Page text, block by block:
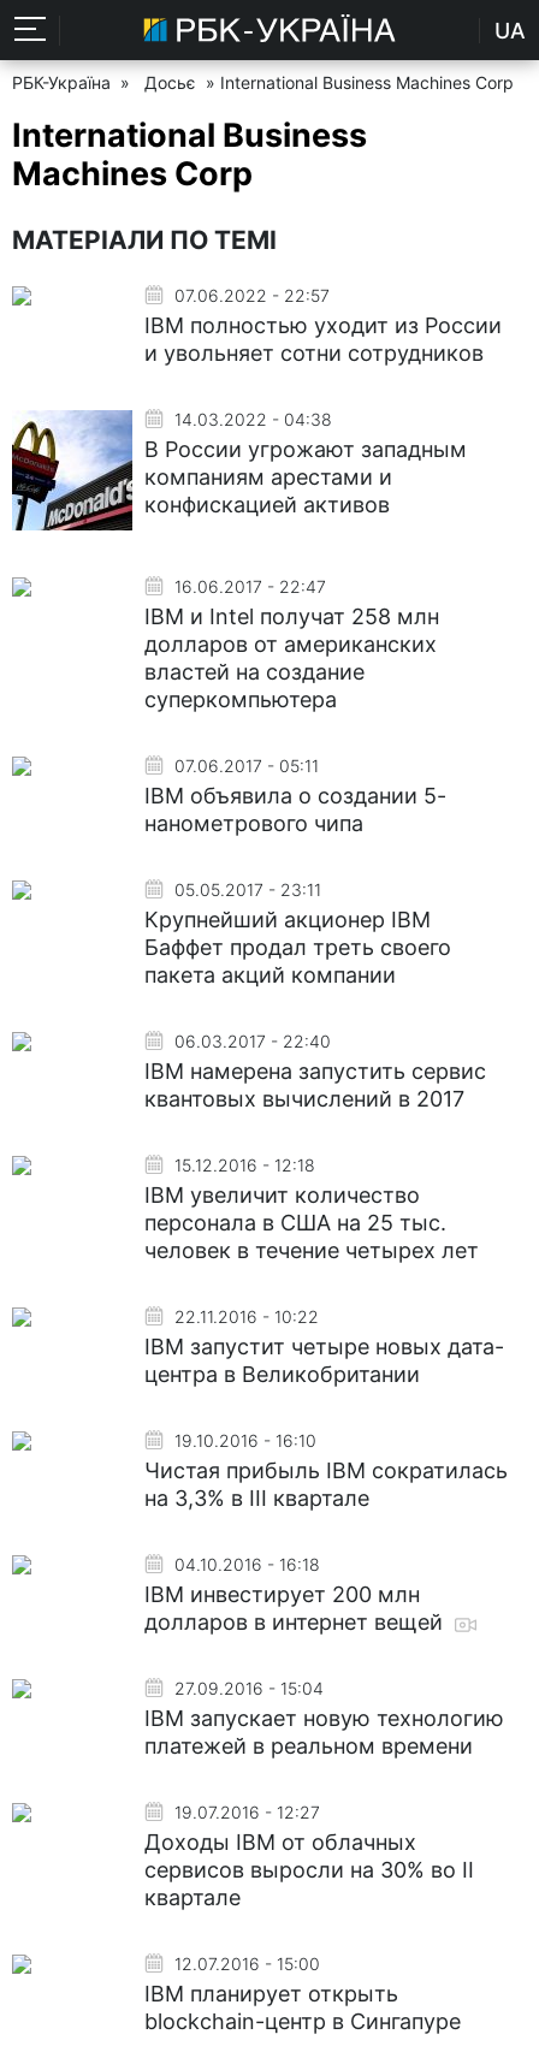
UA
РБК-Україна » Досьє » International Business Machines Corp
International Business
Machines Corp
МАТЕРІАЛИ ПО ТЕМІ
07.06.2022 - 22:57
IBM полностью уходит из России
и увольняет сотни сотрудников
14.03.2022 - 04:38
В России угрожают западным
компаниям арестами и
конфискацией активов
16.06.2017 - 22:47
IBM и Intel получат 258 млн
долларов от американских
властей на создание
суперкомпьютера
07.06.2017 - 05:11
IBM объявила о создании 5-
нанометрового чипа
05.05.2017 - 23:11
Крупнейший акционер IBM
Баффет продал треть своего
пакета акций компании
06.03.2017 - 22:40
IBM намерена запустить сервис
квантовых вычислений в 2017
15.12.2016 - 12:18
IBM увеличит количество
персонала в США на 25 тыс.
человек в течение четырех лет
22.11.2016 - 10:22
IBM запустит четыре новых дата-
центра в Великобритании
19.10.2016 - 16:10
Чистая прибыль IBM сократилась
на 3,3% в III квартале
04.10.2016 - 16:18
IBM инвестирует 200 млн
долларов в интернет вещей
27.09.2016 - 15:04
IBM запускает новую технологию
платежей в реальном времени
19.07.2016 - 12:27
Доходы IBM от облачных
сервисов выросли на 30% во II
квартале
12.07.2016 - 15:00
IBM планирует открыть
blockchain-центр в Сингапуре